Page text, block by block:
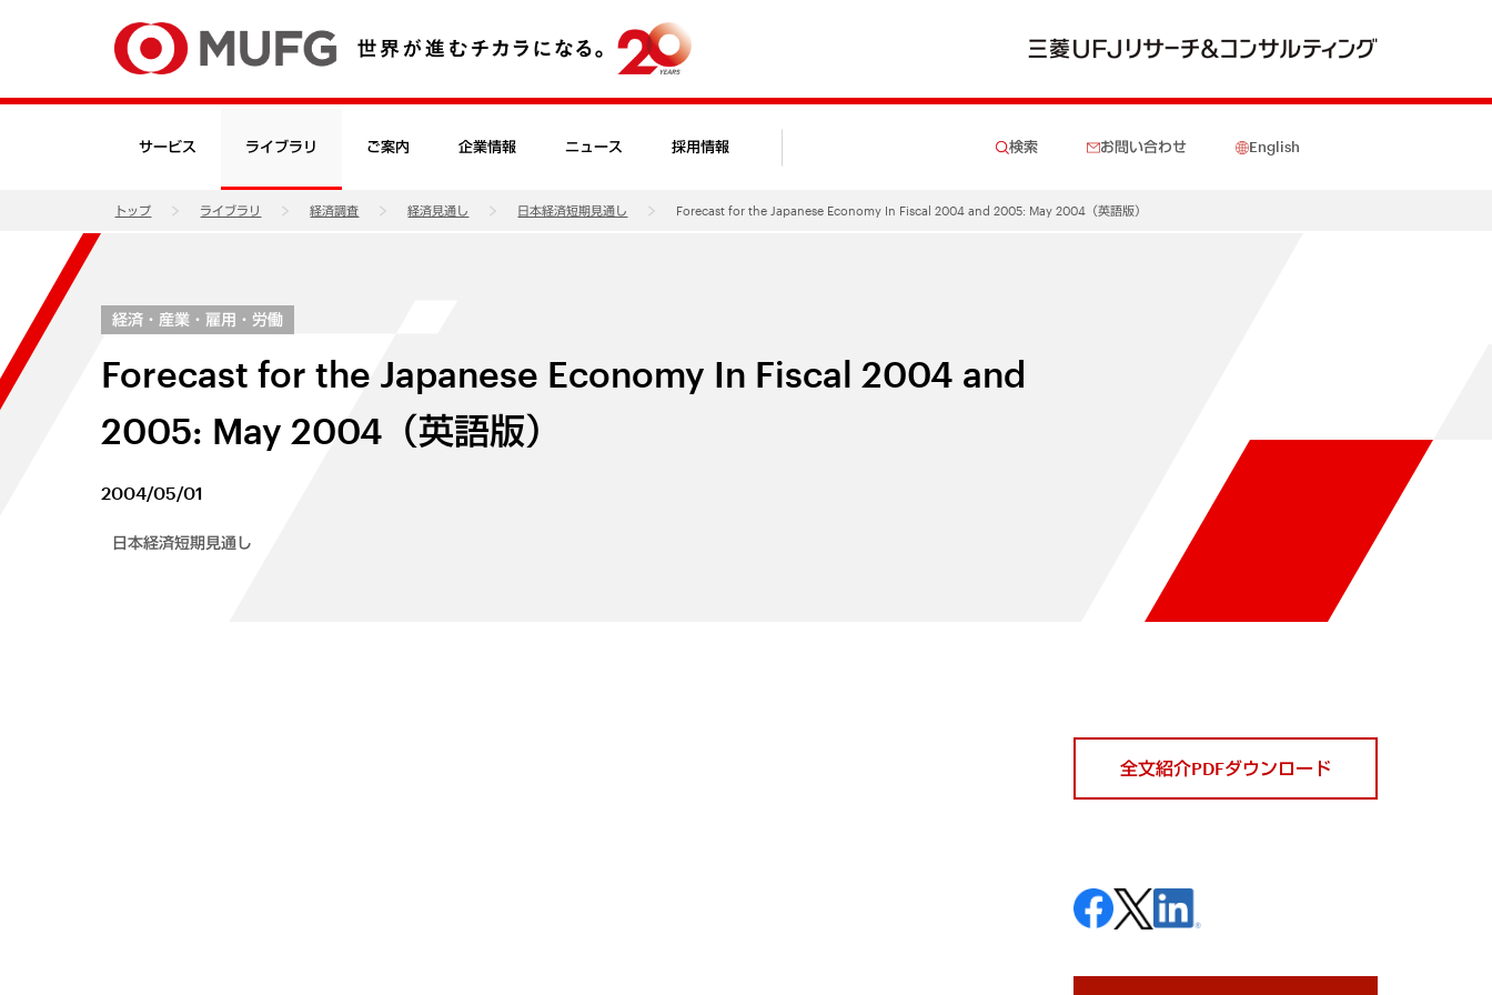
サービス ライブラリ ご案内 企業情報 ニュース 採用情報 検索 お問い合わせ English
トップ ライブラリ 経済調査 経済見通し 日本経済短期見通し Forecast for the Japanese Economy In Fiscal 2004 and 2005: May 2004（英語版）
経済・産業・雇用・労働
Forecast for the Japanese Economy In Fiscal 2004 and
2005: May 2004（英語版）
2004/05/01
日本経済短期見通し
全文紹介PDFダウンロード